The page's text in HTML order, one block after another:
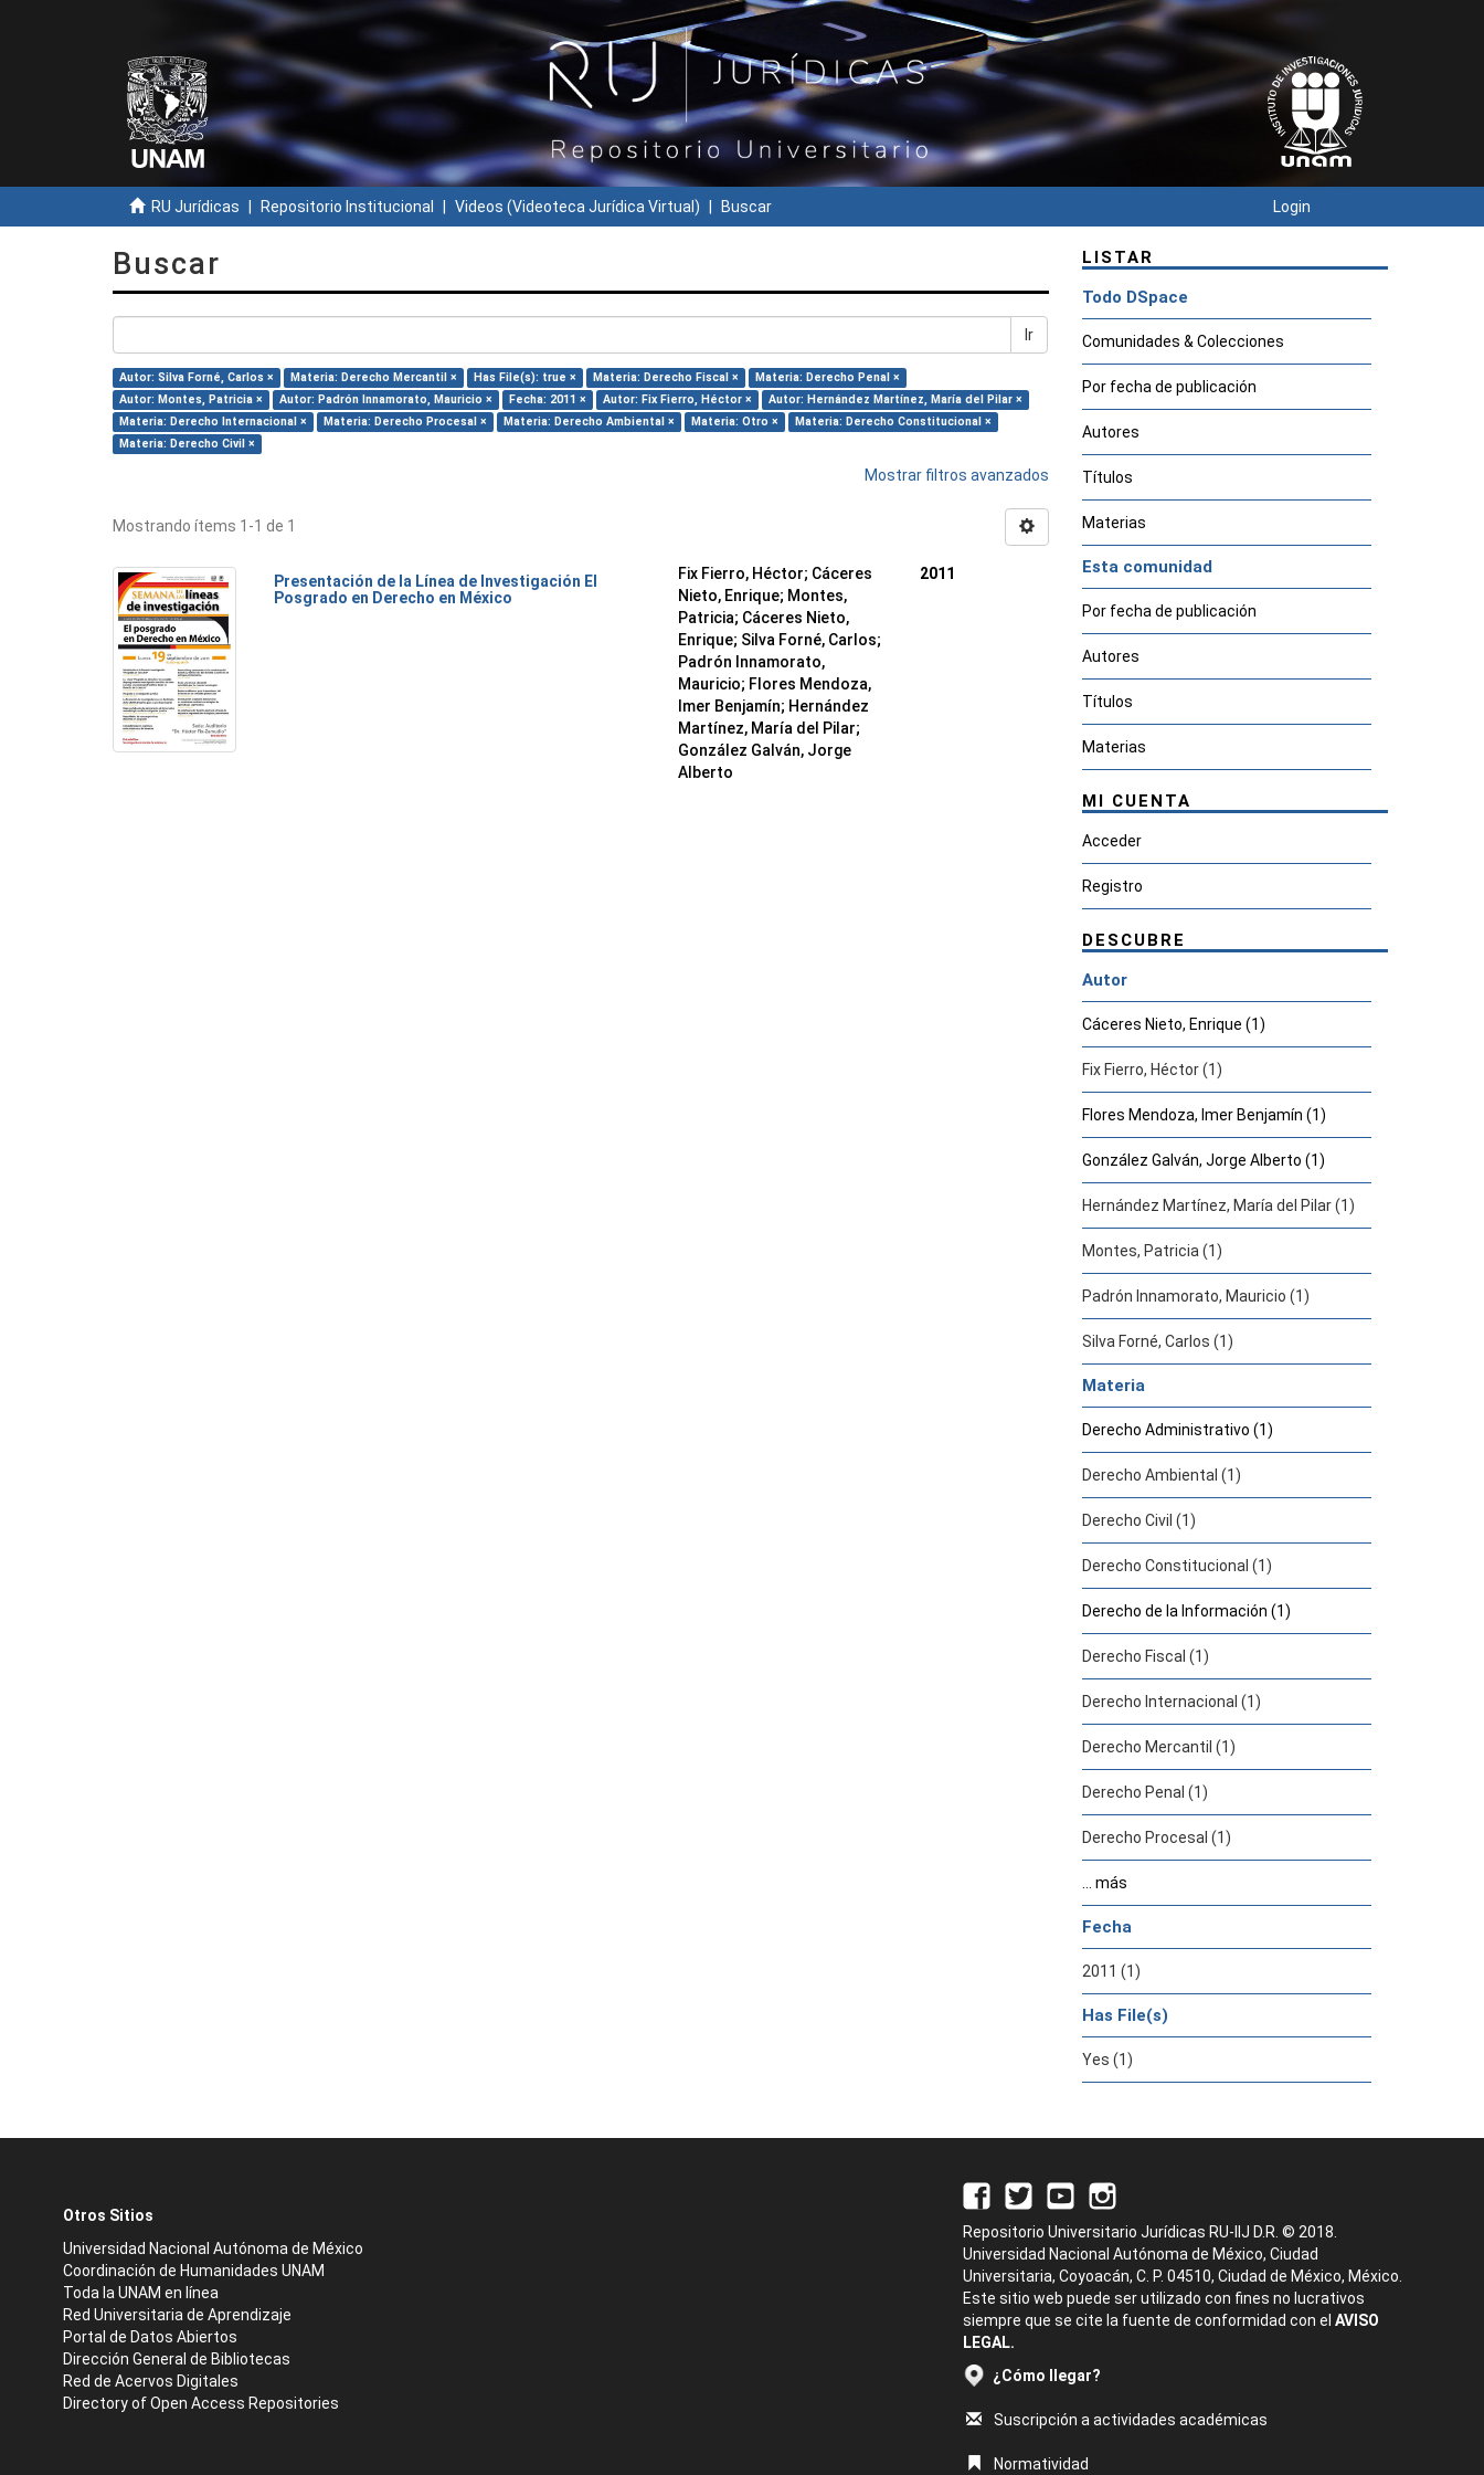
RU Jurídicas Repositorio Institucional Videos (Videoteca Jurídica Virtual) Buscar Login
Buscar
Ir
Autor: Silva Forné, Carlos × Materia: Derecho Mercantil × Has File(s): true × Materia: Derecho Fiscal ×
Materia: Derecho Penal ×
Autor: Montes, Patricia ×
Autor: Padrón Innamorato, Mauricio × Fecha: 2011 × Autor: Fix Fierro, Héctor ×
Autor: Hernández Martínez, María del Pilar ×
Materia: Derecho Internacional ×
Materia: Derecho Procesal × Materia: Derecho Ambiental × Materia: Otro ×
Materia: Derecho Constitucional ×
Materia: Derecho Civil ×
Mostrar filtros avanzados
Mostrando ítems 1-1 de 1
Presentación de la Línea de Investigación El
Posgrado en Derecho en México
Fix Fierro, Héctor; Cáceres
Nieto, Enrique; Montes,
Patricia; Cáceres Nieto,
Enrique; Silva Forné, Carlos;
Padrón Innamorato,
Mauricio; Flores Mendoza,
Imer Benjamín; Hernández
Martínez, María del Pilar;
González Galván, Jorge
Alberto
2011
LISTAR
Todo DSpace
Comunidades & Colecciones
Por fecha de publicación
Autores
Títulos
Materias
Esta comunidad
Por fecha de publicación
Autores
Títulos
Materias
MI CUENTA
Acceder
Registro
DESCUBRE
Autor
Cáceres Nieto, Enrique (1)
Fix Fierro, Héctor (1)
Flores Mendoza, Imer Benjamín (1)
González Galván, Jorge Alberto (1)
Hernández Martínez, María del Pilar (1)
Montes, Patricia (1)
Padrón Innamorato, Mauricio (1)
Silva Forné, Carlos (1)
Materia
Derecho Administrativo (1)
Derecho Ambiental (1)
Derecho Civil (1)
Derecho Constitucional (1)
Derecho de la Información (1)
Derecho Fiscal (1)
Derecho Internacional (1)
Derecho Mercantil (1)
Derecho Penal (1)
Derecho Procesal (1)
... más
Fecha
2011 (1)
Has File(s)
Yes (1)
Otros Sitios
Universidad Nacional Autónoma de México
Coordinación de Humanidades UNAM
Toda la UNAM en línea
Red Universitaria de Aprendizaje
Portal de Datos Abiertos
Dirección General de Bibliotecas
Red de Acervos Digitales
Directory of Open Access Repositories
Repositorio Universitario Jurídicas RU-IIJ D.R. © 2018.
Universidad Nacional Autónoma de México, Ciudad
Universitaria, Coyoacán, C. P. 04510, Ciudad de México, México.
Este sitio web puede ser utilizado con fines no lucrativos
siempre que se cite la fuente de conformidad con el AVISO
LEGAL.
¿Cómo llegar?
Suscripción a actividades académicas
Normatividad